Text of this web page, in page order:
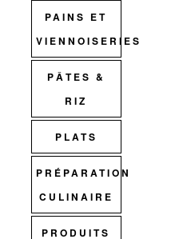
PAINS ET
VIENNOISERIES
PÂTES &
RIZ
PLATS
PRÉPARATION
CULINAIRE
PRODUITS